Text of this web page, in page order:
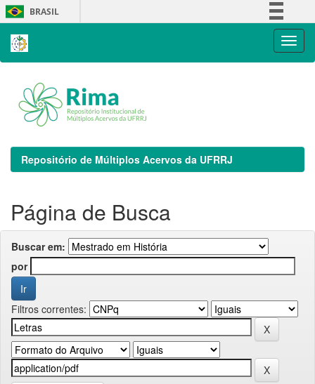
Skip
navigation
BRASIL
Repositório de Múltiplos Acervos da UFRRJ
Página de Busca
Buscar em:
por
Filtros correntes: